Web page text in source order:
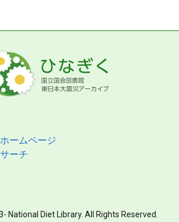
ームページ
ーチ
National Diet Library. All Rights Reserved.